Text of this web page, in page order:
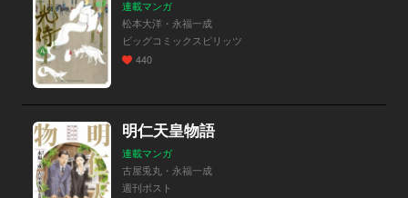
連載マンガ
松本大洋・永福一成
ビッグコミックスピリッツ
440
明仁天皇物語
連載マンガ
古屋兎丸・永福一成
週刊ポスト